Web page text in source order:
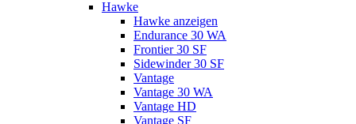
Hawke
Hawke anzeigen
Endurance 30 WA
Frontier 30 SF
Sidewinder 30 SF
Vantage
Vantage 30 WA
Vantage HD
Vantage SF